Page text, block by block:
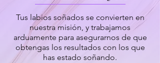
Tus labios soñados se convierten en
nuestra misión, y trabajamos
arduamente para asegurarnos de que
obtengas los resultados con los que
has estado soñando.